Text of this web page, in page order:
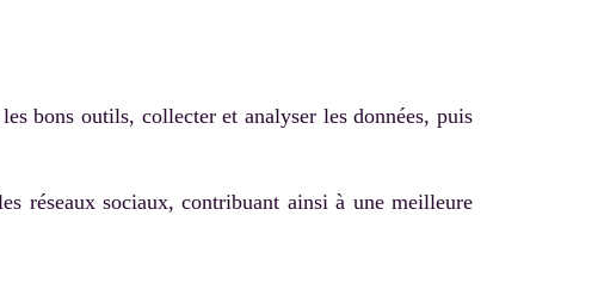
bons outils, collecter et analyser les données, puis
réseaux sociaux, contribuant ainsi à une meilleure